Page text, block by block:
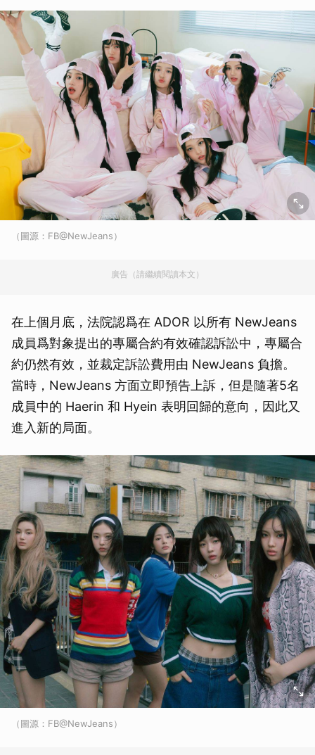
（圖源：FB@NewJeans）
廣告（請繼續閱讀本文）
在上個月底，法院認爲在 ADOR 以所有 NewJeans
成員爲對象提出的專屬合約有效確認訴訟中，專屬合
約仍然有效，並裁定訴訟費用由 NewJeans 負擔。
當時，NewJeans 方面立即預告上訴，但是隨著5名
成員中的 Haerin 和 Hyein 表明回歸的意向，因此又
進入新的局面。
（圖源：FB@NewJeans）